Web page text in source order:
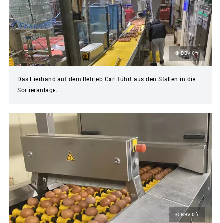
© BBV Ofr
Das Eierband auf dem Betrieb Carl führt aus den Ställen in die
Sortieranlage.
© BBV Ofr